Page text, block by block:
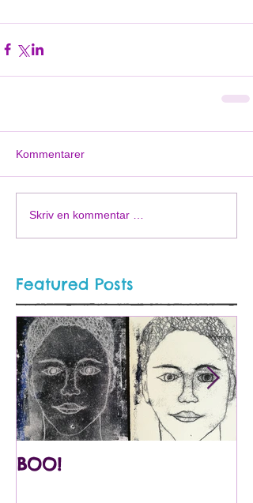
Kommentarer
Skriv en kommentar …
Featured Posts
BOO!